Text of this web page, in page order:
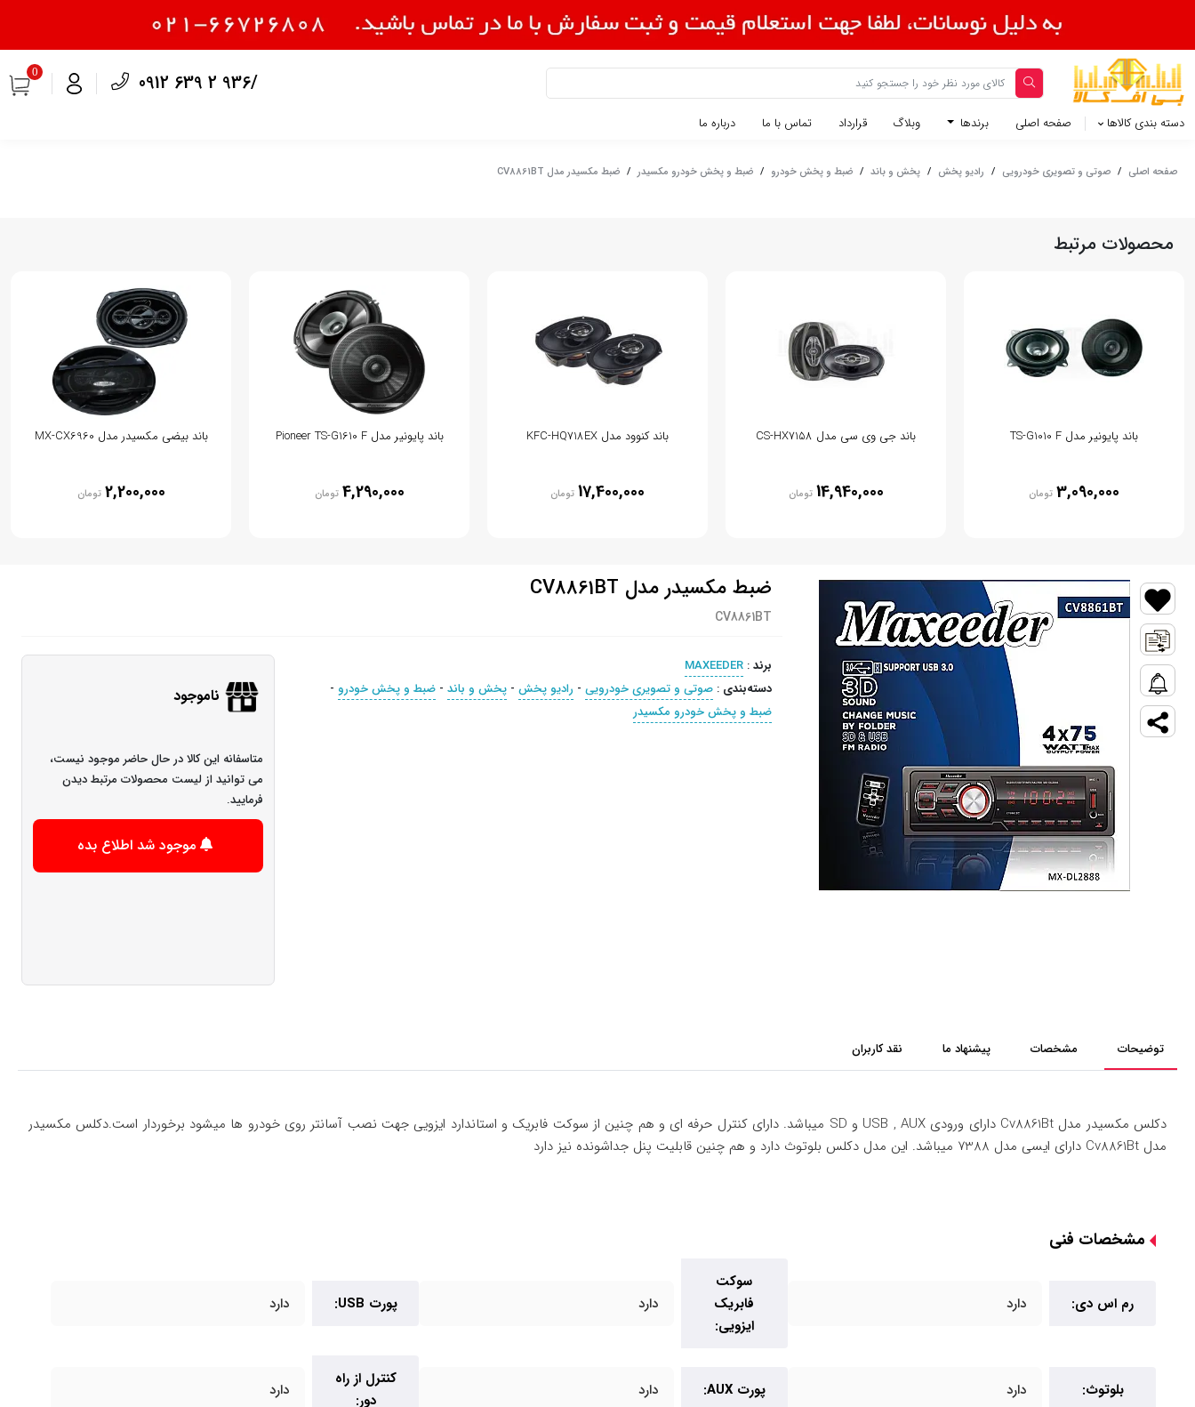
0912 639 2 936/
0
دسته بندی کالاها صفحه اصلی برندها وبلاگ قرارداد تماس با ما درباره ما
صفحه اصلی / صوتی و تصویری خودرویی / رادیو پخش / پخش و باند / ضبط و پخش خودرو / ضبط و پخش خودرو مکسیدر / ضبط مکسیدر مدل CV8861BT
محصولات مرتبط
باند پایونیر مدل TS-G1010 F
3,090,000 تومان
باند جی وی سی مدل CS-HX7158
14,940,000 تومان
باند کنوود مدل KFC-HQ718EX
17,400,000 تومان
باند پایونیر مدل Pioneer TS-G1610 F
4,290,000 تومان
باند بیضی مکسیدر مدل MX-CX6960
2,200,000 تومان
ضبط مکسیدر مدل CV8861BT
CV8861BT
برند:
MAXEEDER
دسته‌بندی : صوتی و تصویری خودرویی - رادیو پخش - پخش و باند - ضبط و پخش خودرو -
ضبط و پخش خودرو مکسیدر
ناموجود
متاسفانه این کالا در حال حاضر موجود نیست،
می توانید از لیست محصولات مرتبط دیدن
فرمایید.
موجود شد اطلاع بده
توضیحات مشخصات پیشنهاد ما نقد کاربران
دکلس مکسیدر مدل Cv8861Bt دارای ورودی USB , AUX و SD میباشد. دارای کنترل حرفه ای و هم چنین از سوکت فابریک و استاندارد ایزویی جهت نصب آسانتر روی خودرو ها میشود برخوردار است.دکلس مکسیدر
مدل Cv8861Bt دارای ایسی مدل 7388 میباشد. این مدل دکلس بلوتوث دارد و هم چنین قابلیت پنل جداشونده نیز دارد
مشخصات فنی
رم اس دی: دارد
سوکت
فابریک
ایزویی:
دارد پورت USB: دارد
بلوتوث: دارد پورت AUX: دارد
کنترل از راه
دور:
دارد